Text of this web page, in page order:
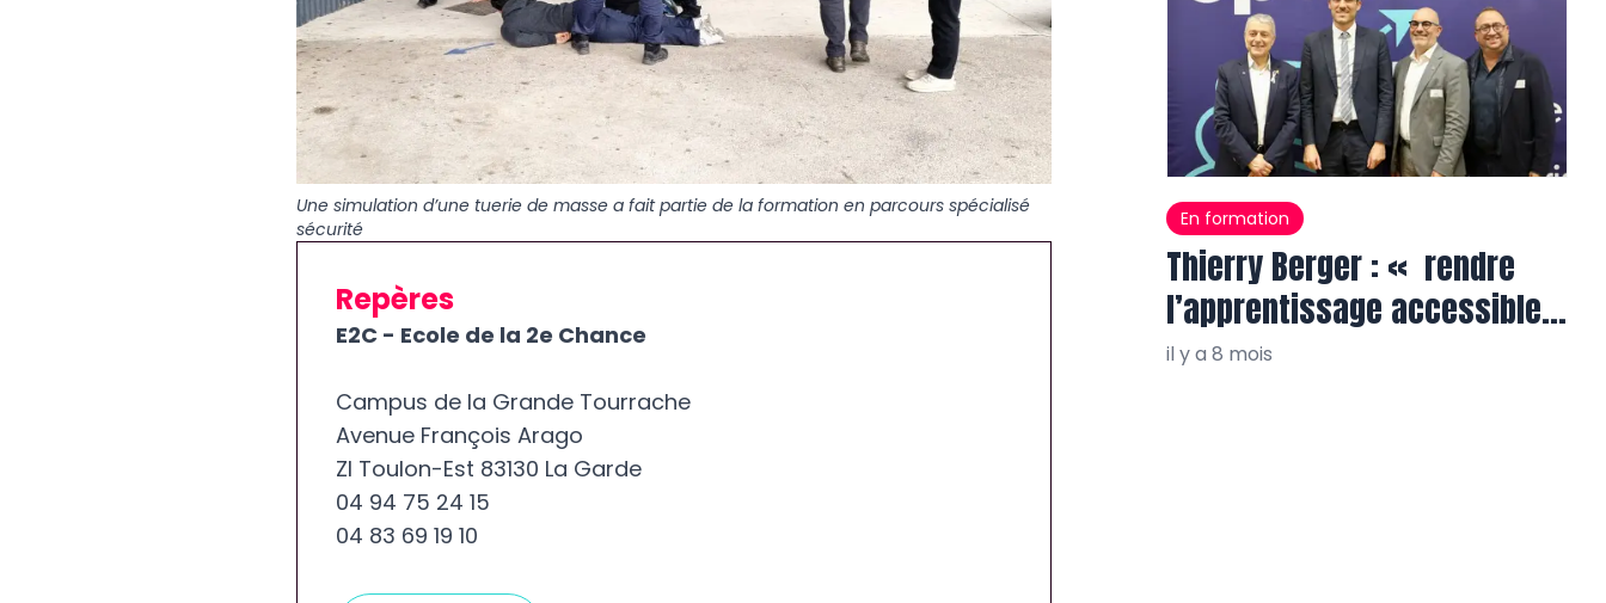
Une simulation d’une tuerie de masse a fait partie de la formation en parcours spécialisé
sécurité
Repères
E2C - Ecole de la 2e Chance
Campus de la Grande Tourrache
Avenue François Arago
ZI Toulon-Est 83130 La Garde
04 94 75 24 15
04 83 69 19 10
En formation
Thierry Berger : « rendre
l’apprentissage accessible à
tous, partout »
il y a 8 mois